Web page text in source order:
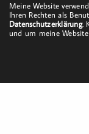
Meine Website
Ihren Rechten als
Datenschutzerklärung.
und um meine